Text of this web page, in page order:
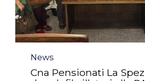
Category
News
Cna Pensionati La